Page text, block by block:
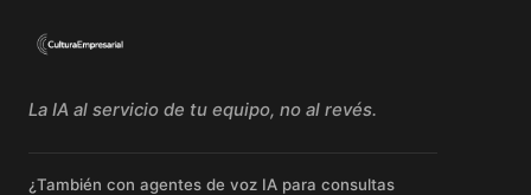
La IA al servicio de tu equipo, no al revés.
¿También con agentes de voz IA para consultas